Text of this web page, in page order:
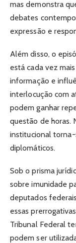
mas demonstra
debates
expressão e
Além disso, o
está cada vez
informação e
interlocução com
podem ganhar
questão de horas.
institucional
diplomáticos.
Sob o prisma
sobre imunidade
deputados
essas
Tribunal Federal
podem ser